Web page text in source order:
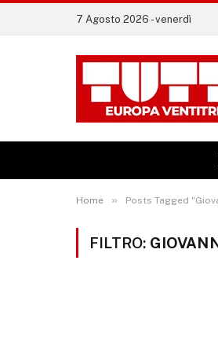
7 Agosto 2026 - venerdì
Home » Posts Tagged
FILTRO: